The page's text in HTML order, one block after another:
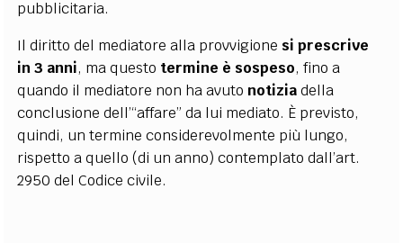
pubblicitaria.
Il diritto del mediatore alla provvigione si prescrive
in 3 anni, ma questo termine è sospeso, fino a
quando il mediatore non ha avuto notiziadella
conclusione dell’“affare” da lui mediato. È previsto,
quindi, un termine considerevolmente più lungo,
rispetto a quello (di un anno) contemplato dall’art.
2950 del Codice civile.